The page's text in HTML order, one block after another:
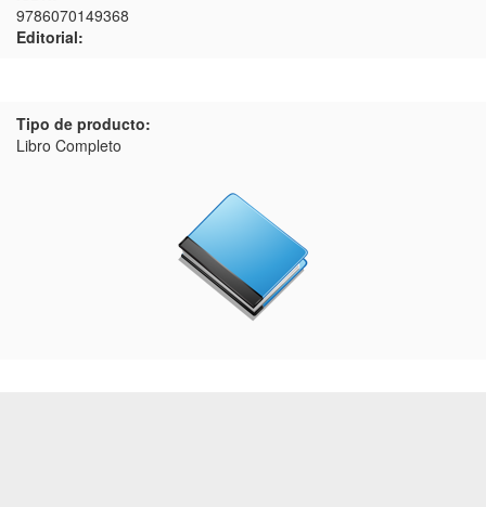
9786070149368
Editorial:
Tipo de producto:
Libro Completo